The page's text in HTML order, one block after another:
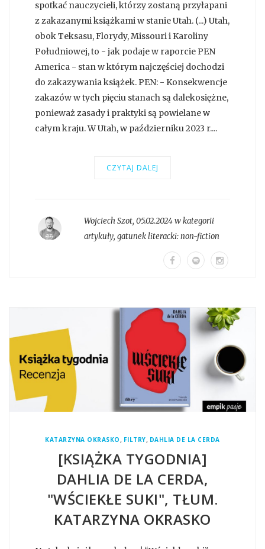
spotkać nauczycieli, którzy zostaną przyłapani
z zakazanymi książkami w stanie Utah. (...) Utah,
obok Teksasu, Florydy, Missouri i Karoliny
Południowej, to - jak podaje w raporcie PEN
America - stan w którym najczęściej dochodzi
do zakazywania książek. PEN: - Konsekwencje
zakazów w tych pięciu stanach są dalekosiężne,
ponieważ zasady i praktyki są powielane w
całym kraju. W Utah, w październiku 2023 r....
CZYTAJ DALEJ
Wojciech Szot, 05.02.2024 w kategorii
artykuły, gatunek literacki:non-fiction
KATARZYNA OKRASKO, FILTRY, DAHLIA DE LA CERDA
[KSIĄŻKA TYGODNIA]
DAHLIA DE LA CERDA,
"WŚCIEKŁE SUKI", TŁUM.
KATARZYNA OKRASKO